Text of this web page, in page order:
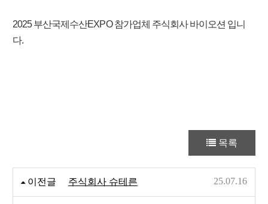
2025 부산국제수산EXPO 참가업체 주식회사 바이오션 입니
다.
목록
이전글 주식회사 슈테른 25.07.16